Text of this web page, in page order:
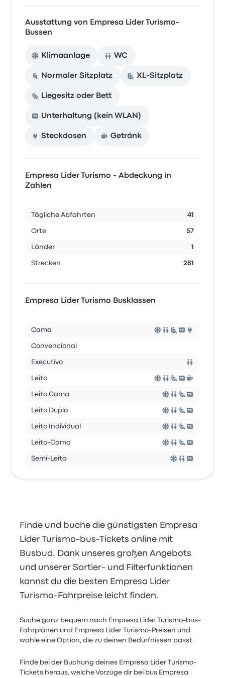
Ausstattung von Empresa Lider Turismo-
Bussen
Klimaanlage WC
Normaler Sitzplatz XL-Sitzplatz
Liegesitz oder Bett
Unterhaltung (kein WLAN)
Steckdosen Getränk
Empresa Lider Turismo - Abdeckung in
Zahlen
Tägliche Abfahrten 41
Orte 57
Länder 1
Strecken 281
Empresa Lider Turismo Busklassen
Cama
Convencional
Executivo
Leito
Leito Cama
Leito Duplo
Leito Individual
Leito-Cama
Semi-Leito
Finde und buche die günstigsten Empresa
Lider Turismo-bus-Tickets online mit
Busbud. Dank unseres großen Angebots
und unserer Sortier- und Filterfunktionen
kannst du die besten Empresa Lider
Turismo-Fahrpreise leicht finden.
Suche ganz bequem nach Empresa Lider Turismo-bus-
Fahrplänen und Empresa Lider Turismo-Preisen und
wähle eine Option, die zu deinen Bedürfnissen passt.
Finde bei der Buchung deines Empresa Lider Turismo-
Tickets heraus, welche Vorzüge dir bei bus Empresa